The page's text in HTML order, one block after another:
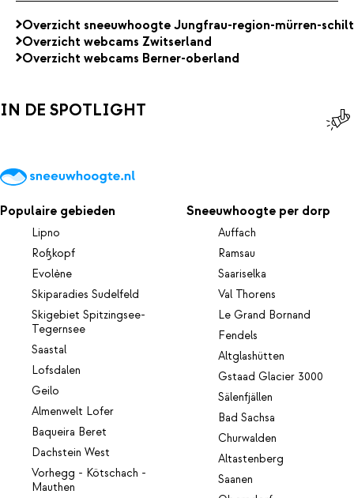
Overzicht sneeuwhoogte Jungfrau-region-mürren-
Overzicht webcams Zwitserland
Overzicht webcams Berner-oberland
IN DE SPOTLIGHT
Populaire gebieden
Lipno
Roßkopf
Evolène
Skiparadies Sudelfeld
Skigebiet Spitzingsee-
Tegernsee
Saastal
Lofsdalen
Geilo
Almenwelt Lofer
Baqueira Beret
Dachstein West
Vorhegg - Kötschach -
Mauthen
Sneeuwhoogte per dorp
Auffach
Ramsau
Saariselka
Val Thorens
Le Grand Bornand
Fendels
Altglashütten
Gstaad Glacier 3000
Sälenfjällen
Bad Sachsa
Churwalden
Altastenberg
Saanen